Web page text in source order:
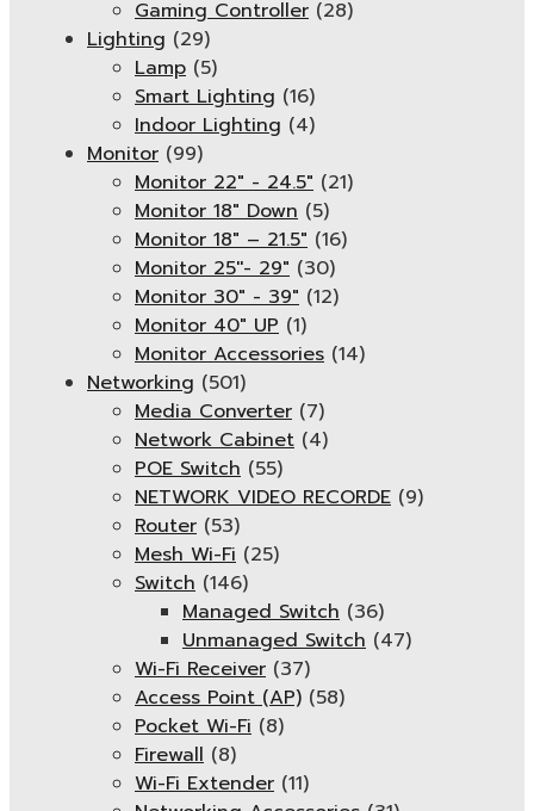
Gaming Controller (28)
Lighting (29)
Lamp (5)
Smart Lighting (16)
Indoor Lighting (4)
Monitor (99)
Monitor 22" - 24.5" (21)
Monitor 18" Down (5)
Monitor 18″ – 21.5″ (16)
Monitor 25''- 29" (30)
Monitor 30" - 39" (12)
Monitor 40" UP (1)
Monitor Accessories (14)
Networking (501)
Media Converter (7)
Network Cabinet (4)
POE Switch (55)
NETWORK VIDEO RECORDE (9)
Router (53)
Mesh Wi-Fi (25)
Switch (146)
Managed Switch (36)
Unmanaged Switch (47)
Wi-Fi Receiver (37)
Access Point (AP) (58)
Pocket Wi-Fi (8)
Firewall (8)
Wi-Fi Extender (11)